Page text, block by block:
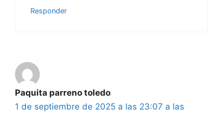
Responder
Paquita parreno toledo
1 de septiembre de 2025 a las 23:07 a las